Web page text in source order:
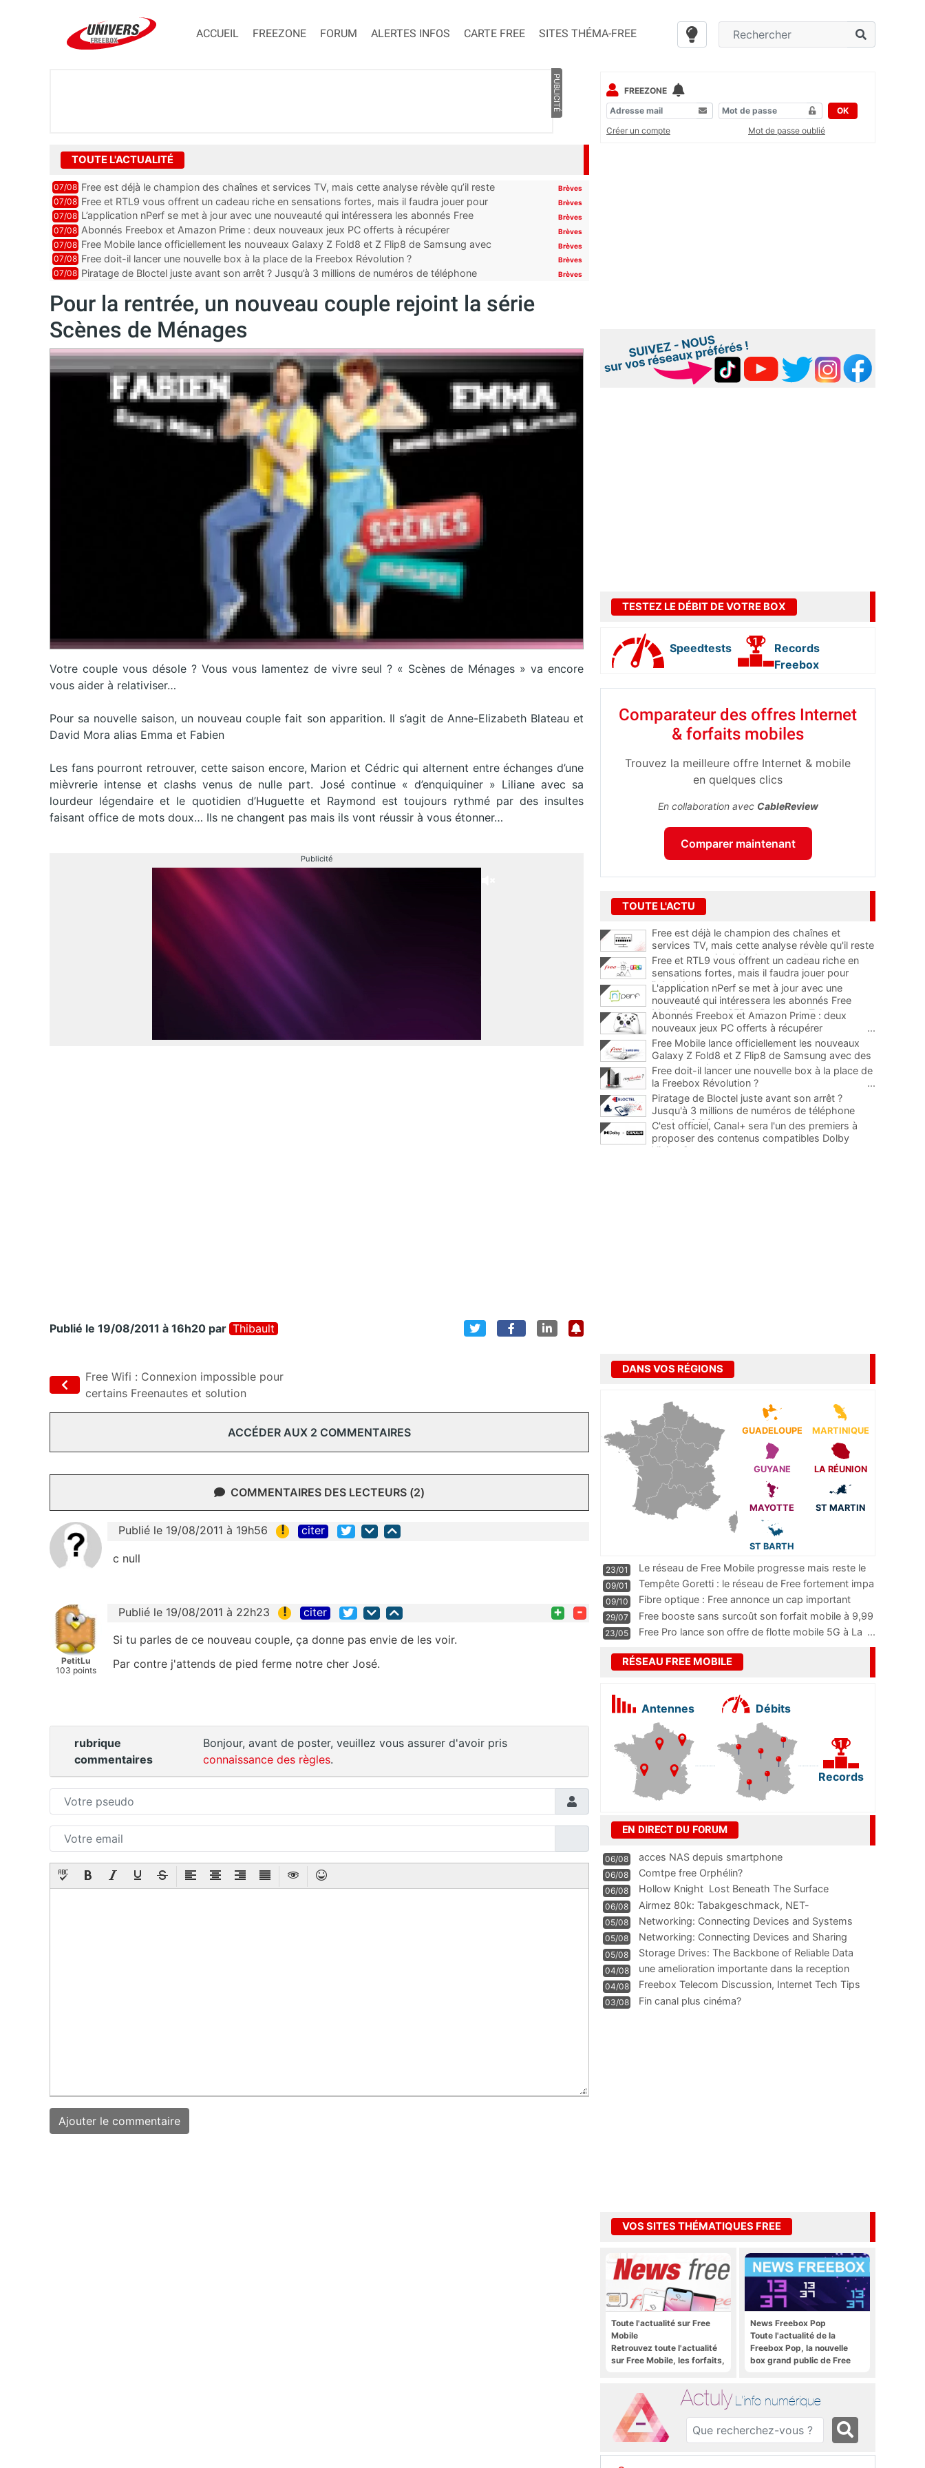
ACCUEIL FREEZONE FORUM ALERTES INFOS CARTE FREE SITES THÉMA-FREE
PUBLICITÉ
TOUTE L'ACTUALITÉ
07/08 Free est déjà le champion des chaînes et services TV, mais cette analyse révèle qu’il reste
encore au moin...
Brèves
07/08 Free et RTL9 vous offrent un cadeau riche en sensations fortes, mais il faudra jouer pour
l’obtenir
Brèves
07/08 L’application nPerf se met à jour avec une nouveauté qui intéressera les abonnés Free
Mobile, Orange, SFR ...
Brèves
07/08 Abonnés Freebox et Amazon Prime : deux nouveaux jeux PC offerts à récupérer Brèves
07/08 Free Mobile lance officiellement les nouveaux Galaxy Z Fold8 et Z Flip8 de Samsung avec
des promos et des cadeaux
Brèves
07/08 Free doit-il lancer une nouvelle box à la place de la Freebox Révolution ? Brèves
07/08 Piratage de Bloctel juste avant son arrêt ? Jusqu’à 3 millions de numéros de téléphone
Brèves
Pour la rentrée, un nouveau couple rejoint la série
Scènes de Ménages
Votre couple vous désole ? Vous vous lamentez de vivre seul ? « Scènes de Ménages » va encore
vous aider à relativiser…
Pour sa nouvelle saison, un nouveau couple fait son apparition. Il s’agit de Anne-Elizabeth Blateau et
David Mora alias Emma et Fabien
Les fans pourront retrouver, cette saison encore, Marion et Cédric qui alternent entre échanges d’une
mièvrerie intense et clashs venus de nulle part. José continue « d’enquiquiner » Liliane avec sa
lourdeur légendaire et le quotidien d’Huguette et Raymond est toujours rythmé par des insultes
faisant office de mots doux… Ils ne changent pas mais ils vont réussir à vous étonner…
Publicité
Publié le 19/08/2011 à 16h20 par Thibault
Free Wifi : Connexion impossible pour
certains Freenautes et solution
ACCÉDER AUX 2 COMMENTAIRES
COMMENTAIRES DES LECTEURS (2)
Publié le 19/08/2011 à 19h56 ! citer
c null
PetitLu
103 points
Publié le 19/08/2011 à 22h23 ! citer + -
Si tu parles de ce nouveau couple, ça donne pas envie de les voir.
Par contre j'attends de pied ferme notre cher José.
rubrique
commentaires
Bonjour, avant de poster, veuillez vous assurer d'avoir pris
connaissance des règles.
FREEZONE
OK
Créer un compte
Mot de passe oublié
TESTEZ LE DÉBIT DE VOTRE BOX
Speedtests
Records
Freebox
Comparateur des offres Internet
& forfaits mobiles
Trouvez la meilleure offre Internet & mobile
en quelques clics
En collaboration avec CableReview
Comparer maintenant
TOUTE L'ACTU
Free est déjà le champion des chaînes et
services TV, mais cette analyse révèle qu'il reste
encore au moins 141 ajouts possibles
Free et RTL9 vous offrent un cadeau riche en
sensations fortes, mais il faudra jouer pour
l'obtenir
L'application nPerf se met à jour avec une
nouveauté qui intéressera les abonnés Free
Mobile, Orange, SFR et Bouygues Telecom
Abonnés Freebox et Amazon Prime : deux
nouveaux jeux PC offerts à récupérer
...
Free Mobile lance officiellement les nouveaux
Galaxy Z Fold8 et Z Flip8 de Samsung avec des
promos et des cadeaux
...
Free doit-il lancer une nouvelle box à la place de
la Freebox Révolution ?
...
Piratage de Bloctel juste avant son arrêt ?
Jusqu'à 3 millions de numéros de téléphone
auraient fuité
C'est officiel, Canal+ sera l'un des premiers à
proposer des contenus compatibles Dolby
Vision 2
DANS VOS RÉGIONS
GUADELOUPE MARTINIQUE
GUYANE LA RÉUNION
MAYOTTE ST MARTIN
ST BARTH
23/01
Le réseau de Free Mobile progresse mais reste le
m
...
09/01
Tempête Goretti : le réseau de Free fortement impa
09/10
Fibre optique : Free annonce un cap important
pass
...
29/07
Free booste sans surcoût son forfait mobile à 9,99
23/05 Free Pro lance son offre de flotte mobile 5G à La ...
RÉSEAU FREE MOBILE
Antennes Débits
Records
EN DIRECT DU FORUM
06/08 acces NAS depuis smartphone
06/08 Comtpe free Orphélin?
06/08 Hollow Knight  Lost Beneath The Surface
06/08
Airmez 80k: Tabakgeschmack, NET-
Technologie und Leistung im
05/08 Networking: Connecting Devices and Systems
05/08
Networking: Connecting Devices and Sharing
Information
05/08
Storage Drives: The Backbone of Reliable Data
Management
04/08
une amelioration importante dans la reception
WIFI
04/08
Freebox Telecom Discussion, Internet Tech Tips
Communi
03/08 Fin canal plus cinéma?
VOS SITES THÉMATIQUES FREE
Toute l'actualité sur Free
Mobile
Retrouvez toute l'actualité
sur Free Mobile, les forfaits,
bien plus encore
News Freebox Pop
Toute l'actualité de la
Freebox Pop, la nouvelle
box grand public de Free
Actuly L'info numérique